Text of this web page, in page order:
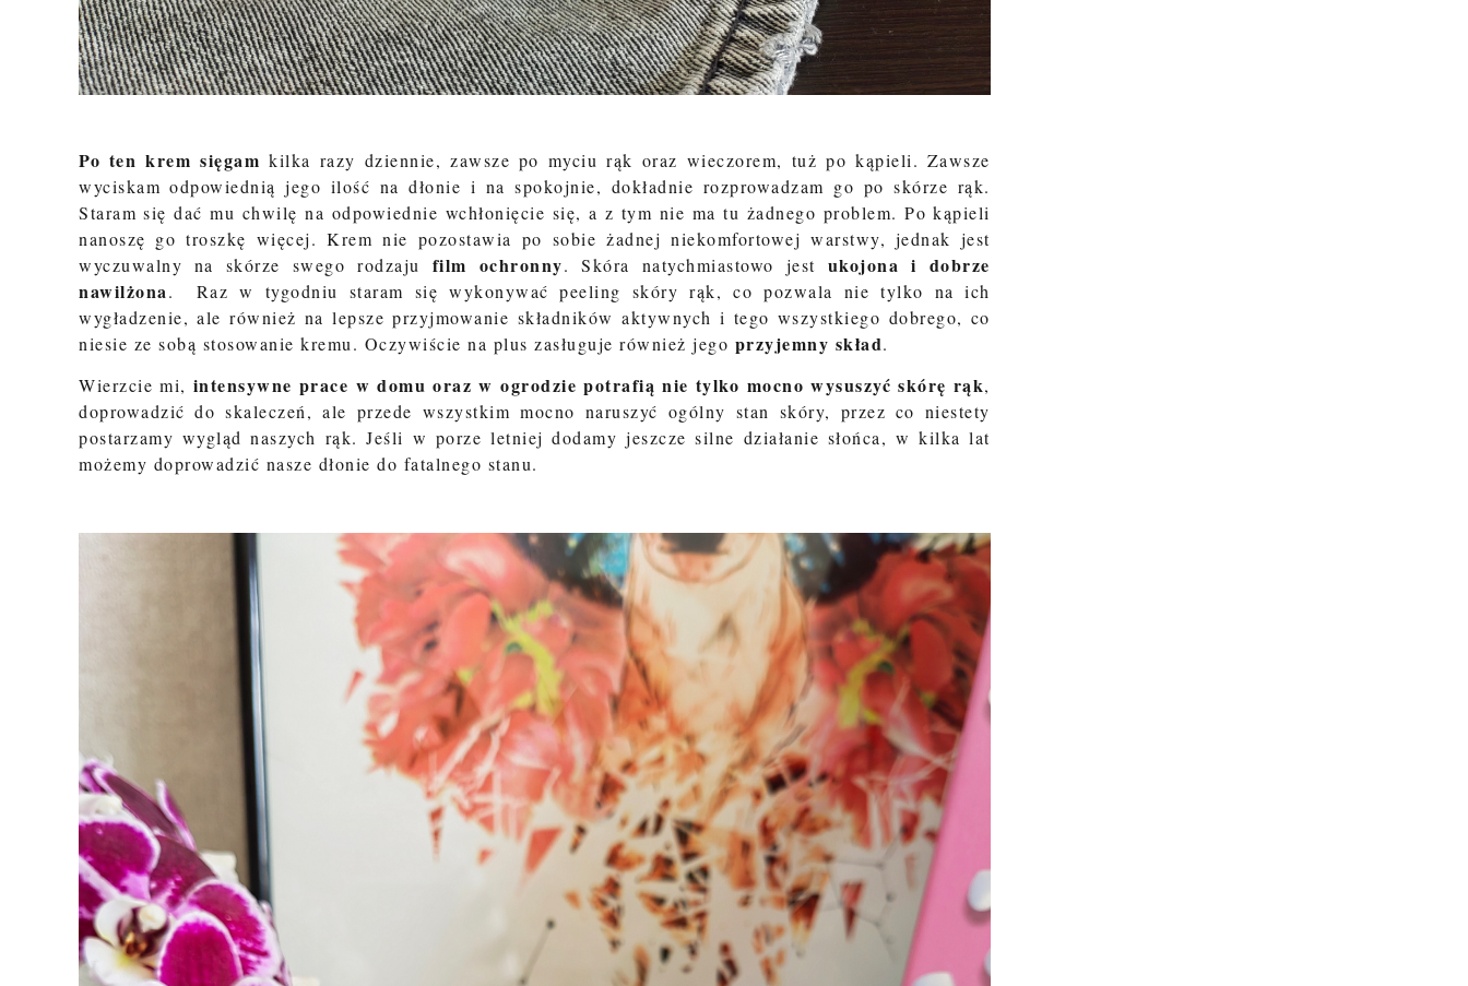
Po ten krem sięgam kilka razy dziennie, zawsze po myciu rąk oraz wieczorem, tuż po kąpieli. Zawsze
wyciskam odpowiednią jego ilość na dłonie i na spokojnie, dokładnie rozprowadzam go po skórze rąk.
Staram się dać mu chwilę na odpowiednie wchłonięcie się, a z tym nie ma tu żadnego problem. Po kąpieli
nanoszę go troszkę więcej. Krem nie pozostawia po sobie żadnej niekomfortowej warstwy, jednak jest
wyczuwalny na skórze swego rodzaju film ochronny. Skóra natychmiastowo jest ukojona i dobrze
nawilżona. Raz w tygodniu staram się wykonywać peeling skóry rąk, co pozwala nie tylko na ich
wygładzenie, ale również na lepsze przyjmowanie składników aktywnych i tego wszystkiego dobrego, co
niesie ze sobą stosowanie kremu. Oczywiście na plus zasługuje również jego przyjemny skład.
Wierzcie mi, intensywne prace w domu oraz w ogrodzie potrafią nie tylko mocno wysuszyć skórę rąk,
doprowadzić do skaleczeń, ale przede wszystkim mocno naruszyć ogólny stan skóry, przez co niestety
postarzamy wygląd naszych rąk. Jeśli w porze letniej dodamy jeszcze silne działanie słońca, w kilka lat
możemy doprowadzić nasze dłonie do fatalnego stanu.